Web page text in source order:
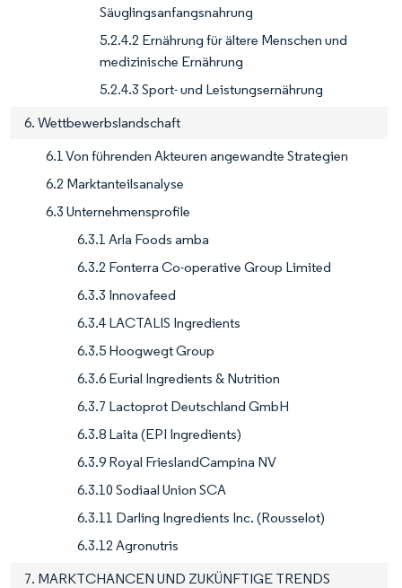
Säuglingsanfangsnahrung
5.2.4.2 Ernährung für ältere Menschen und
medizinische Ernährung
5.2.4.3 Sport- und Leistungsernährung
6. Wettbewerbslandschaft
6.1 Von führenden Akteuren angewandte Strategien
6.2 Marktanteilsanalyse
6.3 Unternehmensprofile
6.3.1 Arla Foods amba
6.3.2 Fonterra Co-operative Group Limited
6.3.3 Innovafeed
6.3.4 LACTALIS Ingredients
6.3.5 Hoogwegt Group
6.3.6 Eurial Ingredients & Nutrition
6.3.7 Lactoprot Deutschland GmbH
6.3.8 Laita (EPI Ingredients)
6.3.9 Royal FrieslandCampina NV
6.3.10 Sodiaal Union SCA
6.3.11 Darling Ingredients Inc. (Rousselot)
6.3.12 Agronutris
7. MARKTCHANCEN UND ZUKÜNFTIGE TRENDS